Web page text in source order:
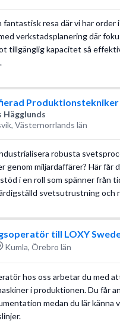
fantastisk resa där vi har order
verkstadsplanering där
tillgänglig kapacitet så
Produktionstekniker
Hägglunds
Västernorrlands län
robusta
genom miljardaffärer? Här får
i en roll som spänner från
svetsutrustning och
till LOXY
Kumla, Örebro län
hos oss arbetar du med
i produktionen. Du får
medan du lär känna